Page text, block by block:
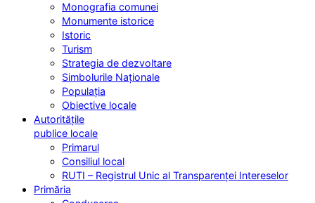
Monografia comunei
Monumente istorice
Istoric
Turism
Strategia de dezvoltare
Simbolurile Naționale
Populația
Obiective locale
Autoritățile
publice locale
Primarul
Consiliul local
RUTI – Registrul Unic al Transparenței Intereselor
Primăria